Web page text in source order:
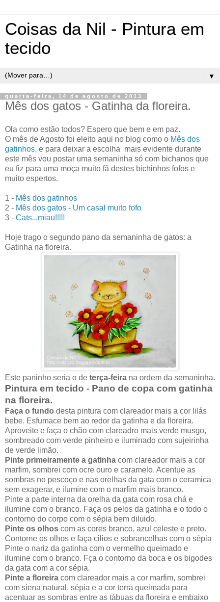
Coisas da Nil - Pintura em
tecido
▼
quarta-feira, 14 de agosto de 2013
Mês dos gatos - Gatinha da floreira.
Ola como estão todos? Espero que bem e em paz.
O mês de Agosto foi eleito aqui no blog como o Mês dos
gatinhos, e para deixar a escolha mais evidente durante
este mês vou postar uma semaninha só com bichanos que
eu fiz para uma moça muito fã destes bichinhos fofos e
muito espertos.
1 - Mês dos gatinhos
2 - Mês dos gatos - Um casal muito fofo
3 - Cats...miau!!!!!
Hoje trago o segundo pano da semaninha de gatos: a
Gatinha na floreira.
Este paninho seria o de terça-feira na ordem da semaninha.
Pintura em tecido - Pano de copa com gatinha
na floreira.
Faça o fundo desta pintura com clareador mais a cor lilás
bebe. Esfumace bem ao redor da gatinha e da floreira.
Aproveite e faça o chão com clareadro mais verde musgo,
sombreado com verde pinheiro e iluminado com sujeirinha
de verde limão.
Pinte primeiramente a gatinha com clareador mais a cor
marfim, sombrei com ocre ouro e caramelo. Acentue as
sombras no pescoço e nas orelhas da gata com o ceramica
sem exagerar, e ilumine com o marfim mais branco.
Pinte a parte interna da orelha da gata com rosa chá e
ilumine com o branco. Faça os pelos da gatinha e o todo o
contorno do corpo com o sépia bem diluido.
Pinte os olhos com as cores branco, azul celeste e preto.
Contorne os olhos e faça cilios e sobrancelhas com o sépia
Pinte o nariz da gatinha com o vermelho queimado e
ilumine com o branco. Fça o contorno da boca e os bigodes
da gata com a cor sépia.
Pinte a floreira com clareador mais a cor marfim, sombrei
com siena natural, sépia e a cor terra queimada para
acentuar as sombras entre as tábuas da floreira e embaixo